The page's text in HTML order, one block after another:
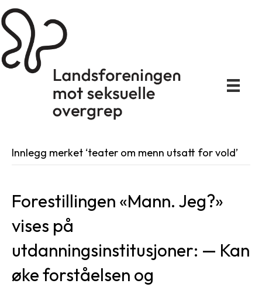
Innlegg merket ‘teater om menn utsatt for vold’
Forestillingen «Mann. Jeg?»
vises på
utdanningsinstitusjoner: — Kan
øke forståelsen og